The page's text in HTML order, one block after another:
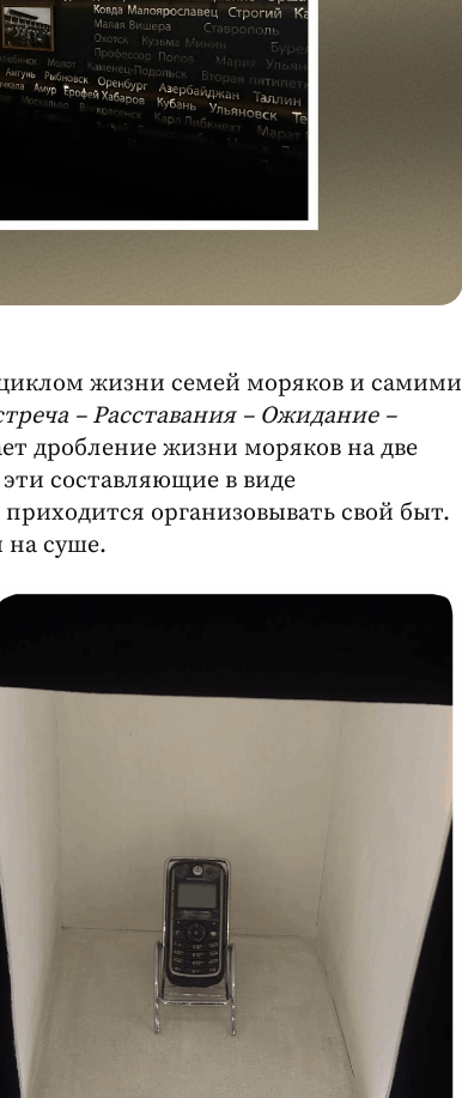
жизни семей моряков и самими
– Расставания – Ожидание –
дробление жизни моряков на две
составляющие в виде
организовывать свой быт.
на суше.